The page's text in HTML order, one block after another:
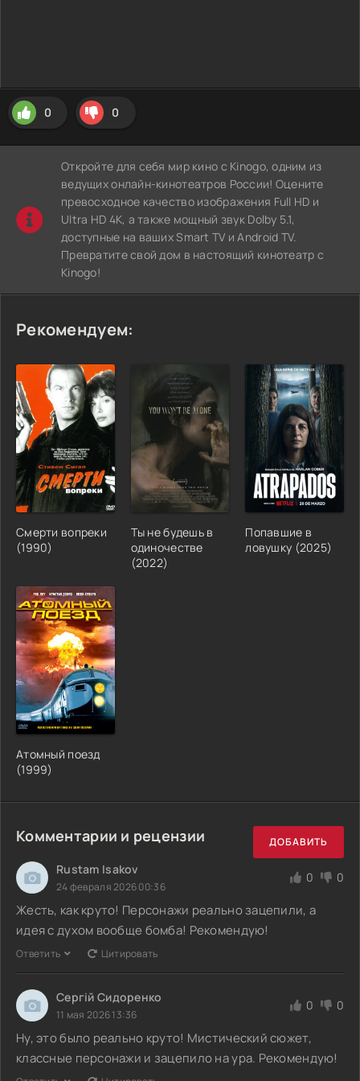
0 0
Откройте для себя мир кино с Kinogo, одним из
ведущих онлайн-кинотеатров России! Оцените
превосходное качество изображения Full HD и
Ultra HD 4K, а также мощный звук Dolby 5.1,
доступные на ваших Smart TV и Android TV.
Превратите свой дом в настоящий кинотеатр с
Kinogo!
Рекомендуем:
Смерти вопреки
(1990)
Ты не будешь в
одиночестве
(2022)
Попавшие в
ловушку (2025)
Атомный поезд
(1999)
Комментарии и рецензии ДОБАВИТЬ
Rustam Isakov
24 февраля 2026 00:36
0 0
Жесть, как круто! Персонажи реально зацепили, а
идея с духом вообще бомба! Рекомендую!
Ответить Цитировать
Сергій Сидоренко
11 мая 2026 13:36
0 0
Ну, это было реально круто! Мистический сюжет,
классные персонажи и зацепило на ура. Рекомендую!